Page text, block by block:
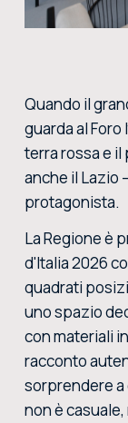
Quando il
guarda al Foro
terra rossa e
anche il Lazio
protagonista.
La Regione è
d'Italia 2026
quadrati
uno spazio
con materiali
racconto
sorprendere a
non è